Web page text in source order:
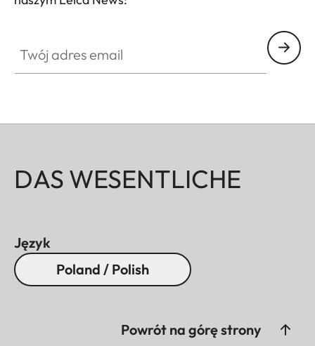
DAS WESENTLICHE
Język
Poland / Polish
Powrót na górę strony